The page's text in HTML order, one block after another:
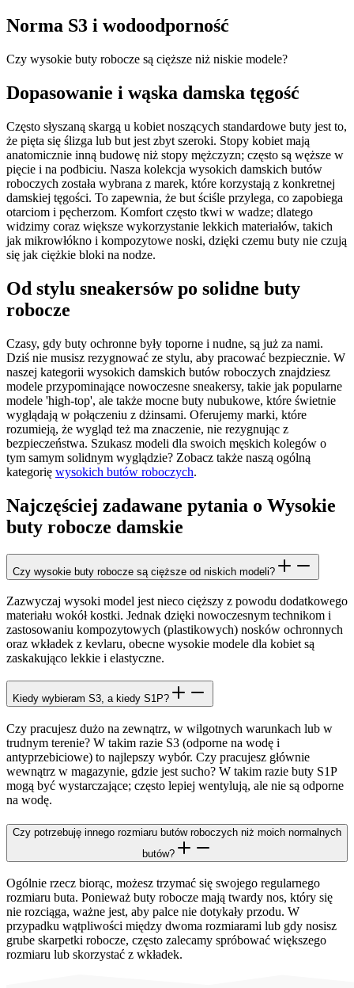
Norma S3 i wodoodporność
Czy wysokie buty robocze są cięższe niż niskie modele?
Dopasowanie i wąska damska tęgość
Często słyszaną skargą u kobiet noszących standardowe buty jest to,
że pięta się ślizga lub but jest zbyt szeroki. Stopy kobiet mają
anatomicznie inną budowę niż stopy mężczyzn; często są węższe w
pięcie i na podbiciu. Nasza kolekcja wysokich damskich butów
roboczych została wybrana z marek, które korzystają z konkretnej
damskiej tęgości. To zapewnia, że but ściśle przylega, co zapobiega
otarciom i pęcherzom. Komfort często tkwi w wadze; dlatego
widzimy coraz większe wykorzystanie lekkich materiałów, takich
jak mikrowłókno i kompozytowe noski, dzięki czemu buty nie czują
się jak ciężkie bloki na nodze.
Od stylu sneakersów po solidne buty
robocze
Czasy, gdy buty ochronne były toporne i nudne, są już za nami.
Dziś nie musisz rezygnować ze stylu, aby pracować bezpiecznie. W
naszej kategorii wysokich damskich butów roboczych znajdziesz
modele przypominające nowoczesne sneakersy, takie jak popularne
modele 'high-top', ale także mocne buty nubukowe, które świetnie
wyglądają w połączeniu z dżinsami. Oferujemy marki, które
rozumieją, że wygląd też ma znaczenie, nie rezygnując z
bezpieczeństwa. Szukasz modeli dla swoich męskich kolegów o
tym samym solidnym wyglądzie? Zobacz także naszą ogólną
kategorię wysokich butów roboczych.
Najczęściej zadawane pytania o Wysokie
buty robocze damskie
Czy wysokie buty robocze są cięższe od niskich modeli?
Zazwyczaj wysoki model jest nieco cięższy z powodu dodatkowego
materiału wokół kostki. Jednak dzięki nowoczesnym technikom i
zastosowaniu kompozytowych (plastikowych) nosków ochronnych
oraz wkładek z kevlaru, obecne wysokie modele dla kobiet są
zaskakująco lekkie i elastyczne.
Kiedy wybieram S3, a kiedy S1P?
Czy pracujesz dużo na zewnątrz, w wilgotnych warunkach lub w
trudnym terenie? W takim razie S3 (odporne na wodę i
antyprzebiciowe) to najlepszy wybór. Czy pracujesz głównie
wewnątrz w magazynie, gdzie jest sucho? W takim razie buty S1P
mogą być wystarczające; często lepiej wentylują, ale nie są odporne
na wodę.
Czy potrzebuję innego rozmiaru butów roboczych niż moich normalnych
butów?
Ogólnie rzecz biorąc, możesz trzymać się swojego regularnego
rozmiaru buta. Ponieważ buty robocze mają twardy nos, który się
nie rozciąga, ważne jest, aby palce nie dotykały przodu. W
przypadku wątpliwości między dwoma rozmiarami lub gdy nosisz
grube skarpetki robocze, często zalecamy spróbować większego
rozmiaru lub skorzystać z wkładek.